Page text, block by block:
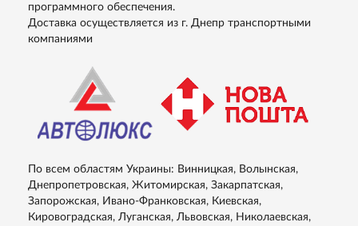
программного обеспечения.
Доставка осуществляется из г. Днепр транспортными
компаниями
По всем областям Украины: Винницкая, Волынская,
Днепропетровская, Житомирская, Закарпатская,
Запорожская, Ивано-Франковская, Киевская,
Кировоградская, Луганская, Львовская, Николаевская,